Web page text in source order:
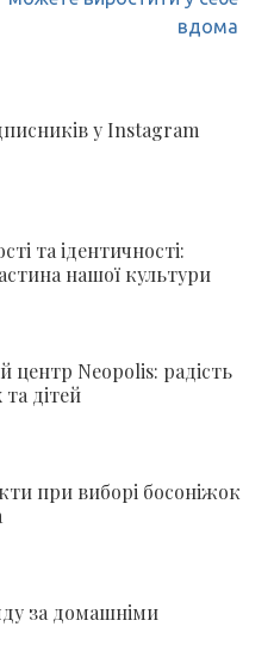
вдома
у Instagram
та ідентичності:
нашої культури
центр Neopolis: радість
дітей
при виборі босоніжок
за домашніми